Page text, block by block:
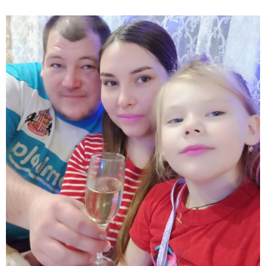
15:16 / 05-08-2026
თინა ბოკუჩავა "ნაციონალური მოძრაობის"
ყრილობაზე მივიდა - "სამი მიზეზით ვარ აქ..."
13:59 / 05-08-2026
"ბათუმელმა გოგონამ ისლამი მიიღო... ეს ნაბიჯი
პირად ცხოვრებაში დაგეგმილ სიახლეს დაემთხვა" -
რას წერს თურქული მედია ქართველ ქალზე